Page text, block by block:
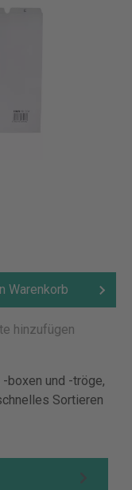
Warenkorb
hinzufügen
boxen und -tröge,
Sortieren